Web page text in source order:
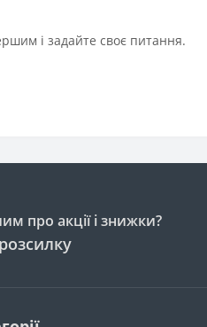
і задайте своє питання.
про акції і знижки?